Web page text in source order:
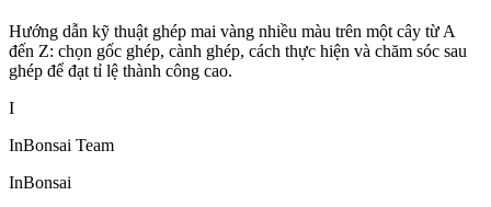
Hướng dẫn kỹ thuật ghép mai vàng nhiều màu trên một cây từ A
đến Z: chọn gốc ghép, cành ghép, cách thực hiện và chăm sóc sau
ghép để đạt tỉ lệ thành công cao.
I
InBonsai Team
InBonsai